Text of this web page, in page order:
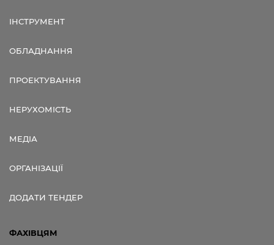
ІНСТРУМЕНТ
ОБЛАДНАННЯ
ПРОЕКТУВАННЯ
НЕРУХОМІСТЬ
МЕДІА
ОРГАНІЗАЦІЇ
ДОДАТИ ТЕНДЕР
ФАХІВЦЯМ